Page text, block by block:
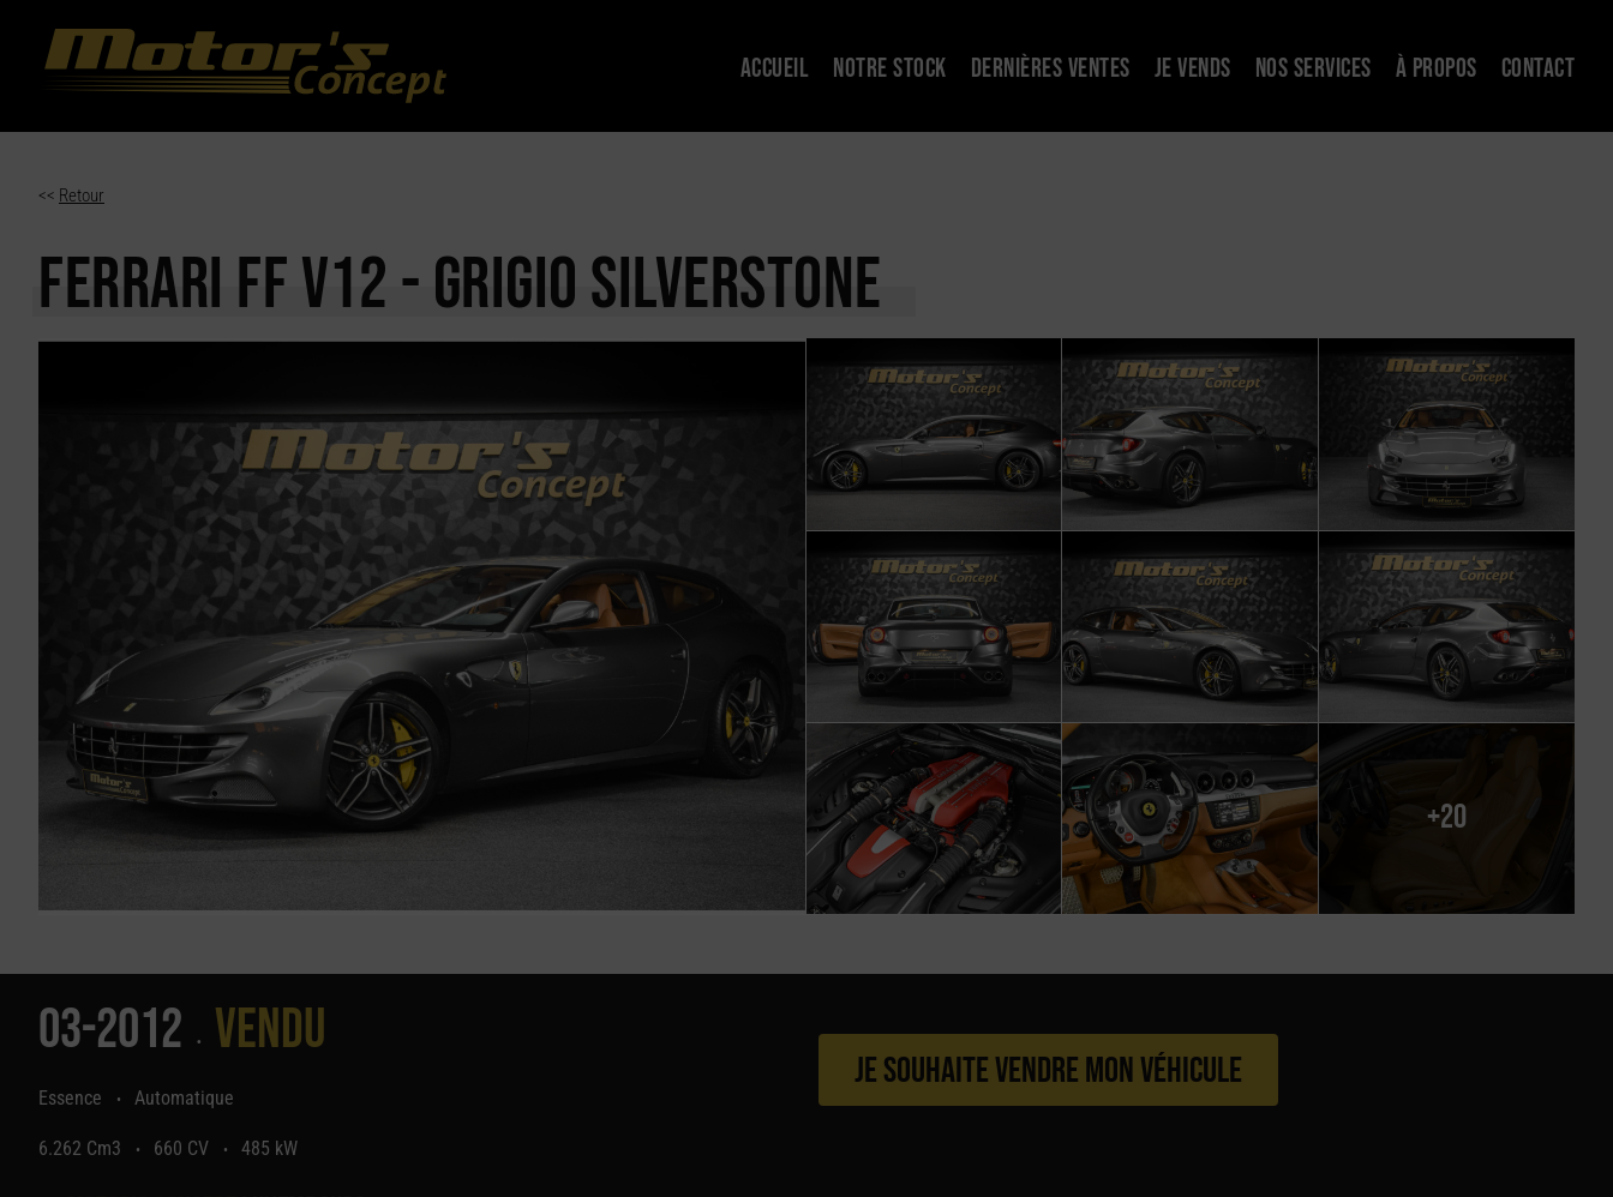
ACCUEIL NOTRE STOCK DERNIÈRES VENTES JE VENDS NOS SERVICES À PROPOS CONTACT
<< Retour
FERRARI FFV12 - GRIGIO SILVERSTONE
+20
03-2012 • Vendu
Essence • Automatique
6.262 Cm3 • 660 CV • 485 kW
Je souhaite vendre mon véhicule